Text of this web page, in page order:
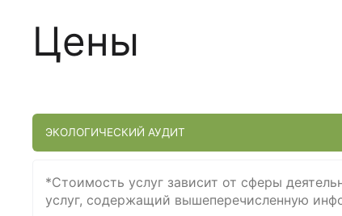
Цены
ЭКОЛОГИЧЕСКИЙ АУДИТ
*Стоимость услуг зависит от сферы
услуг, содержащий вышеперечисленную